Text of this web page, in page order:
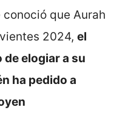
que Aurah
2024, el
elogiar a su
ha pedido a